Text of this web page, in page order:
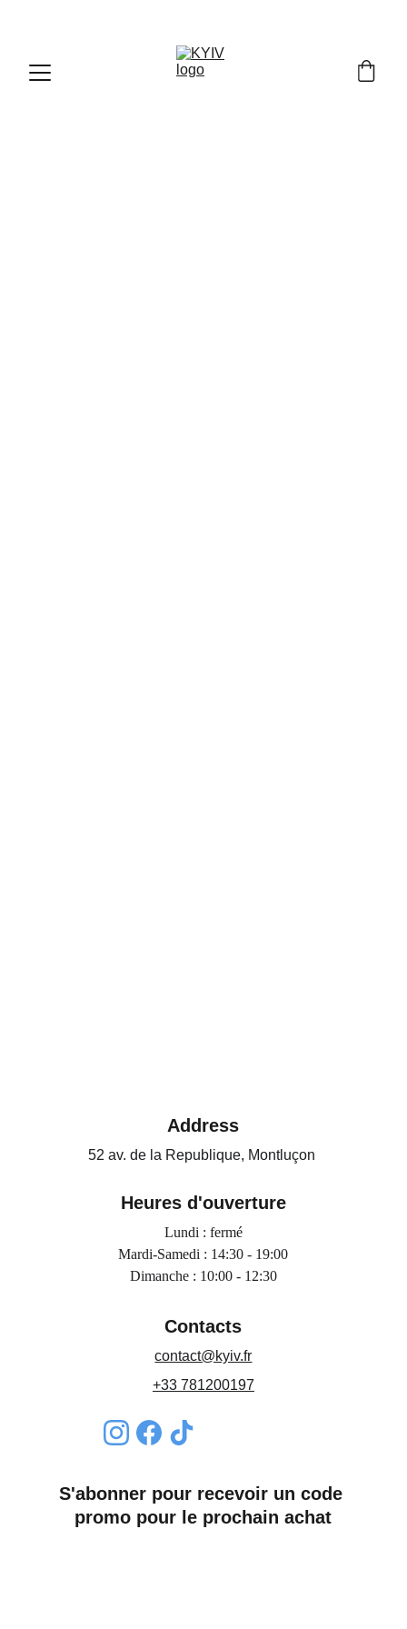
Address
52 av. de la Republique, Montluçon
Contacts
contact@kyiv.fr
+33 781200197
S'abonner pour recevoir un code
promo pour le prochain achat
Heures d'ouverture
Lundi : fermé
Mardi-Samedi : 14:30 - 19:00
Dimanche : 10:00 - 12:30